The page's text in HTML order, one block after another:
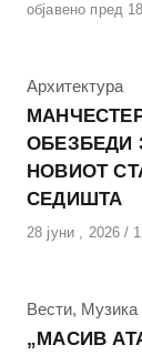
Објавено
објавено пред
КАтегорија
Архитектура
ОБЕЗБЕДИ
НОВИОТ
СЕДИШТА
Објавено
28 јуни , 2026
КАтегорија
Вести, Музика
„МАСИВ